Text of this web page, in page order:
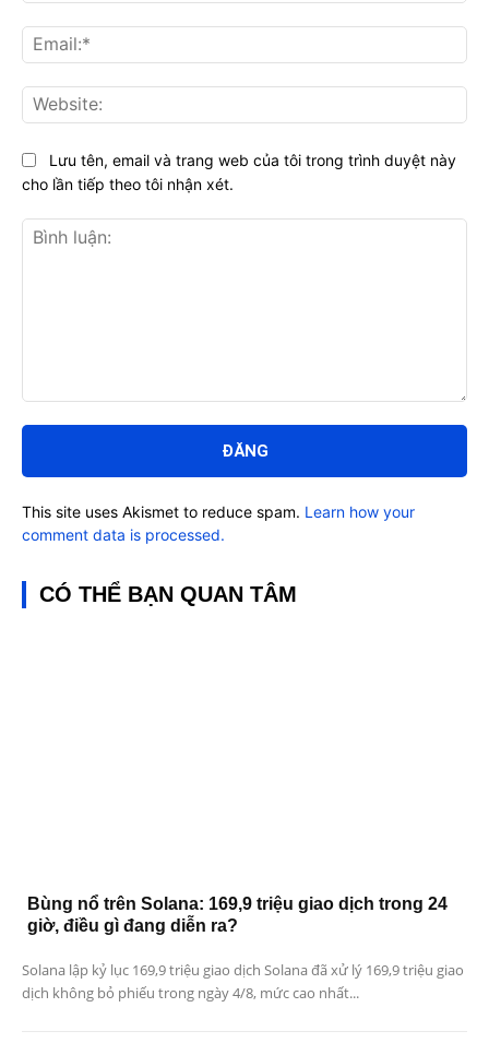
luận:
Lưu tên, email và trang web của tôi trong trình duyệt này
cho lần tiếp theo tôi nhận xét.
This site uses Akismet to reduce spam. Learn how your
comment data is processed.
CÓ THỂ BẠN QUAN TÂM
Bùng nổ trên Solana: 169,9 triệu giao dịch trong 24
giờ, điều gì đang diễn ra?
Solana lập kỷ lục 169,9 triệu giao dịch Solana đã xử lý 169,9 triệu giao
dịch không bỏ phiếu trong ngày 4/8, mức cao nhất...